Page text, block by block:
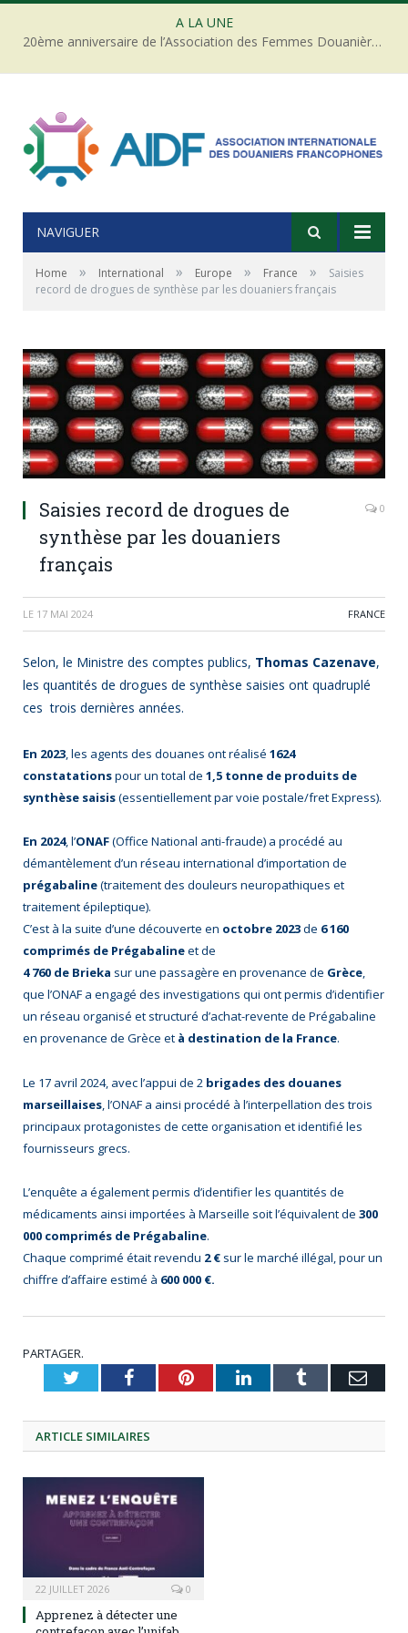
A LA UNE
20ème anniversaire de l’Association des Femmes Douanières de Côte d’ivoire
NAVIGUER
Home » International » Europe » France »
Saisies
record de drogues de synthèse par les douaniers français
Saisies record de drogues de
synthèse par les douaniers
français
0
LE 17 MAI 2024 FRANCE
Selon, le Ministre des comptes publics, Thomas Cazenave,
les quantités de drogues de synthèse saisies ont quadruplé
ces trois dernières années.
En 2023, les agents des douanes ont réalisé 1624
constatationspour un total de 1,5 tonne de produits de
synthèse saisis(essentiellement par voie postale/fret Express).
En 2024, l’ONAF(Office National anti-fraude) a procédé au
démantèlement d’un réseau international d’importation de
prégabaline(traitement des douleurs neuropathiques et
traitement épileptique).
C’est à la suite d’une découverte en octobre 2023de 6 160
comprimés de Prégabalineet de
4 760 de Brieka sur une passagère en provenance de Grèce,
que l’ONAF a engagé des investigations qui ont permis d’identifier
un réseau organisé et structuré d’achat-revente de Prégabaline
en provenance de Grèce et à destination de la France.
Le 17 avril 2024, avec l’appui de 2 brigades des douanes
marseillaises , l’ONAF a ainsi procédé à l’interpellation des trois
principaux protagonistes de cette organisation et identifié les
fournisseurs grecs.
L’enquête a également permis d’identifier les quantités de
médicaments ainsi importées à Marseille soit l’équivalent de 300
000 comprimés de Prégabaline.
Chaque comprimé était revendu 2 € sur le marché illégal, pour un
chiffre d’affaire estimé à 600 000 €.
PARTAGER.
TwitterFacebookPinterestLinkedInTumblr
ARTICLE SIMILAIRES
22 JUILLET 2026 0
Apprenez à détecter une